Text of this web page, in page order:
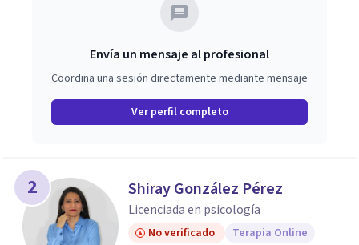
Envía un mensaje al profesional
Coordina una sesión directamente mediante mensaje
Ver perfil completo
2 Shiray González Pérez
Licenciada en psicología
No verificado Terapia Online